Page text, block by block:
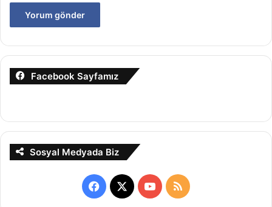
Facebook Sayfamız
Sosyal Medyada Biz
Facebook
X YouTube
RSS